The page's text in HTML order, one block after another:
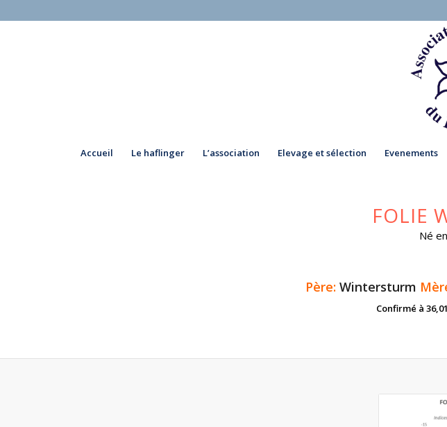
Accueil Le haflinger L’association Elevage et sélection Evenements
FOLIE
Né
Père: Wintersturm
Confirmé à